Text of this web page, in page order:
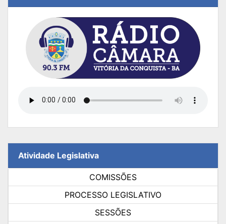
Atividade Legislativa
COMISSÕES
PROCESSO LEGISLATIVO
SESSÕES